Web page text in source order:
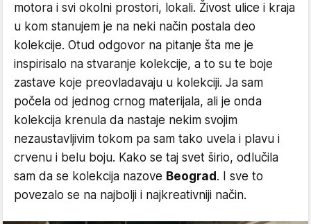
motora i svi okolni prostori, lokali. Živost ulice i kraja
u kom stanujem je na neki način postala deo
kolekcije. Otud odgovor na pitanje šta me je
inspirisalo na stvaranje kolekcije, a to su te boje
zastave koje preovladavaju u kolekciji. Ja sam
počela od jednog crnog materijala, ali je onda
kolekcija krenula da nastaje nekim svojim
nezaustavljivim tokom pa sam tako uvela i plavu i
crvenu i belu boju. Kako se taj svet širio, odlučila
sam da se kolekcija nazove Beograd . I sve to
povezalo se na najbolji i najkreativniji način.